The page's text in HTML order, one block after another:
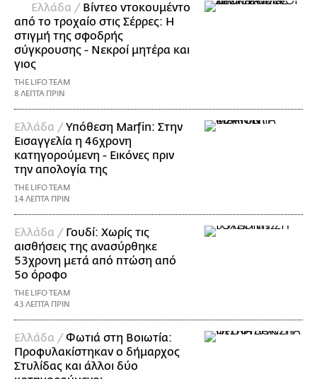
Ελλάδα / Βίντεο ντοκουμέντο
από το τροχαίο στις Σέρρες: Η
στιγμή της σφοδρής
σύγκρουσης - Νεκροί μητέρα και
γιος
THE LIFO TEAM
8 ΛΕΠΤΑ ΠΡΙΝ
Ελλάδα /Υπόθεση Marfin: Στην
Εισαγγελία η 46χρονη
κατηγορούμενη - Εικόνες πριν
την απολογία της
THE LIFO TEAM
14 ΛΕΠΤΑ ΠΡΙΝ
Ελλάδα / Γουδί: Χωρίς τις
αισθήσεις της ανασύρθηκε
53χρονη μετά από πτώση από
5ο όροφο
THE LIFO TEAM
43 ΛΕΠΤΑ ΠΡΙΝ
Ελλάδα /Φωτιά στη Βοιωτία:
Προφυλακίστηκαν ο δήμαρχος
Στυλίδας και άλλοι δύο